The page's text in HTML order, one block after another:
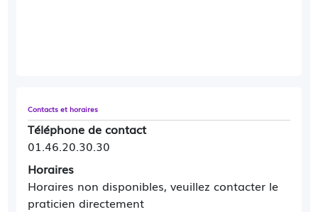
Contacts et horaires
Téléphone de contact
01.46.20.30.30
Horaires
Horaires non disponibles, veuillez contacter le
praticien directement